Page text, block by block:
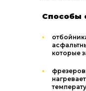
Способы
которые